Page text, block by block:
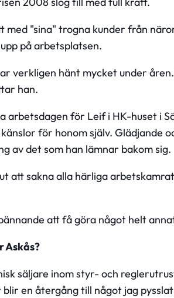
med "sina" trogna kunder från
på arbetsplatsen.
verkligen hänt mycket under
han.
arbetsdagen för Leif i HK-huset i
för honom själv. Glädjande
av det som han lämnar bakom sig.
att sakna alla härliga
att få göra något helt
Askås?
säljare inom styr- och
en återgång till något jag